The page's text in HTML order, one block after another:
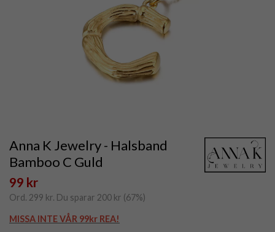
Anna K Jewelry - Halsband
Bamboo C Guld
99 kr
Ord. 299 kr. Du sparar 200 kr (67%)
MISSA INTE VÅR 99kr REA!